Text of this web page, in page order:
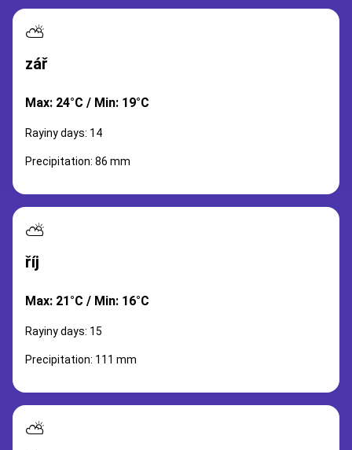
⛅
zář
Max: 24°C / Min: 19°C
Rayiny days: 14
Precipitation: 86 mm
⛅
říj
Max: 21°C / Min: 16°C
Rayiny days: 15
Precipitation: 111 mm
⛅